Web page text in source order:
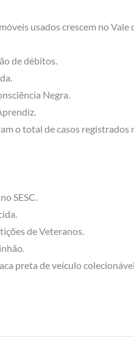
usados crescem no Vale
de débitos.
Negra.
o total de casos registrados
SESC.
de Veteranos.
preta de veículo